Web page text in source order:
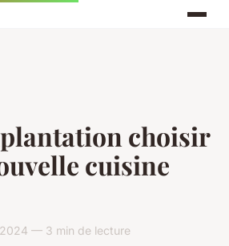
choisir
cuisine
— 3 min de lecture